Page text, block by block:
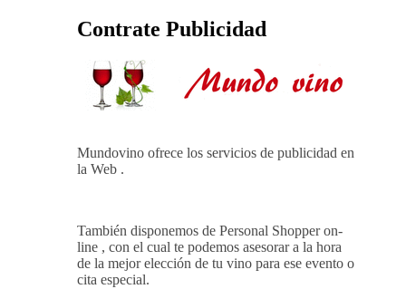
Contrate Publicidad
Mundovino ofrece los servicios de publicidad en
la Web .
También disponemos de Personal Shopper on-
line , con el cual te podemos asesorar a la hora
de la mejor elección de tu vino para ese evento o
cita especial.